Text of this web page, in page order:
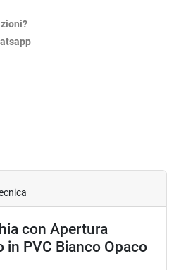
con Apertura
in PVC Bianco Opaco